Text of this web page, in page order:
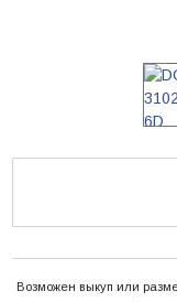
Возможен выкуп или